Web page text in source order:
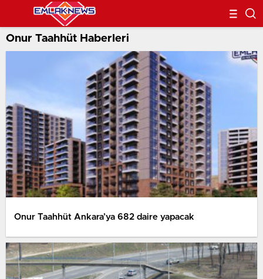
Onur Taahhüt Haberleri
Onur Taahhüt Ankara’ya 682 daire yapacak